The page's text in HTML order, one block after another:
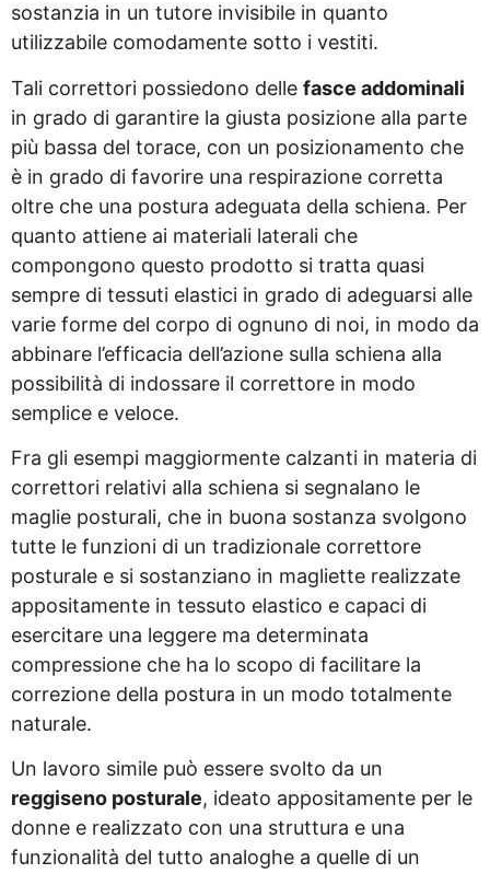
sostanzia in un tutore invisibile in quanto
utilizzabile comodamente sotto i vestiti.
Tali correttori possiedono delle fasce addominali
in grado di garantire la giusta posizione alla parte
più bassa del torace, con un posizionamento che
è in grado di favorire una respirazione corretta
oltre che una postura adeguata della schiena. Per
quanto attiene ai materiali laterali che
compongono questo prodotto si tratta quasi
sempre di tessuti elastici in grado di adeguarsi alle
varie forme del corpo di ognuno di noi, in modo da
abbinare l’efficacia dell’azione sulla schiena alla
possibilità di indossare il correttore in modo
semplice e veloce.
Fra gli esempi maggiormente calzanti in materia di
correttori relativi alla schiena si segnalano le
maglie posturali, che in buona sostanza svolgono
tutte le funzioni di un tradizionale correttore
posturale e si sostanziano in magliette realizzate
appositamente in tessuto elastico e capaci di
esercitare una leggere ma determinata
compressione che ha lo scopo di facilitare la
correzione della postura in un modo totalmente
naturale.
Un lavoro simile può essere svolto da un
reggiseno posturale, ideato appositamente per le
donne e realizzato con una struttura e una
funzionalità del tutto analoghe a quelle di un